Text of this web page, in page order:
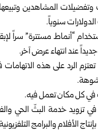
المشاهدين وتبيعها
سنوياً.
“أنماط مستترة” سراً
عند انتهاء عرض آخر.
الرد على هذه
في كل مكان تعمل فيه.
تزويد خدمة البثّ الحي